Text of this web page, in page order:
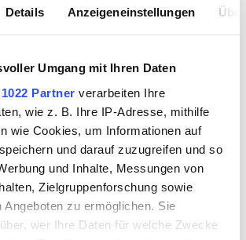
Details Anzeigeneinstellungen
Umgang mit Ihren Daten
Partner verarbeiten Ihre
wie z. B. Ihre IP-Adresse, mithilfe
wie Cookies, um Informationen auf
und darauf zuzugreifen und so
und Inhalte, Messungen von
Zielgruppenforschung sowie
Angeboten zu ermöglichen. Sie
wer Ihre Daten für welche Zwecke
FR 350
Baumwolle,20% Polyester,1%
Baumwolle,20% Polyester,1%